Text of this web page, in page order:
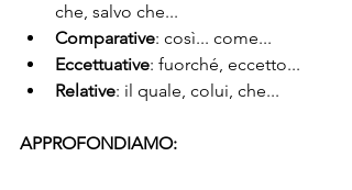
che, salvo che...
Comparative: così... come...
Eccettuative: fuorché, eccetto...
Relative: il quale, colui, che...
APPROFONDIAMO: